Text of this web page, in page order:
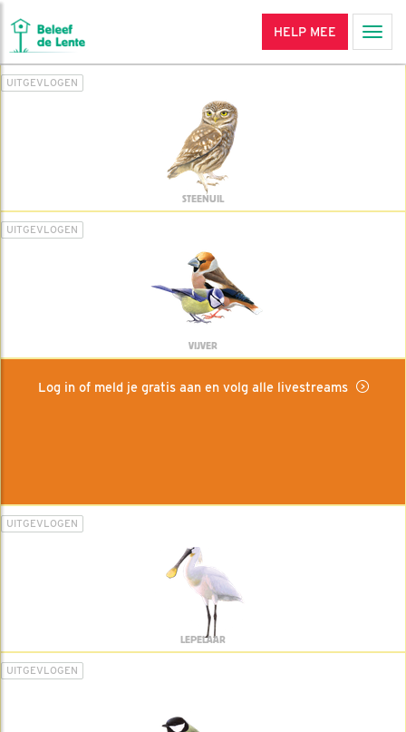
HELP MEE
UITGEVLOGEN
STEENUIL
UITGEVLOGEN
VIJVER
Log in of meld je gratis aan en volg alle livestreams
UITGEVLOGEN
LEPELAAR
UITGEVLOGEN